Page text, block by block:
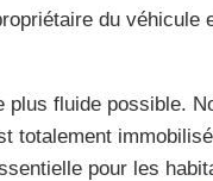
du
fluide possible.
totalement
pour les